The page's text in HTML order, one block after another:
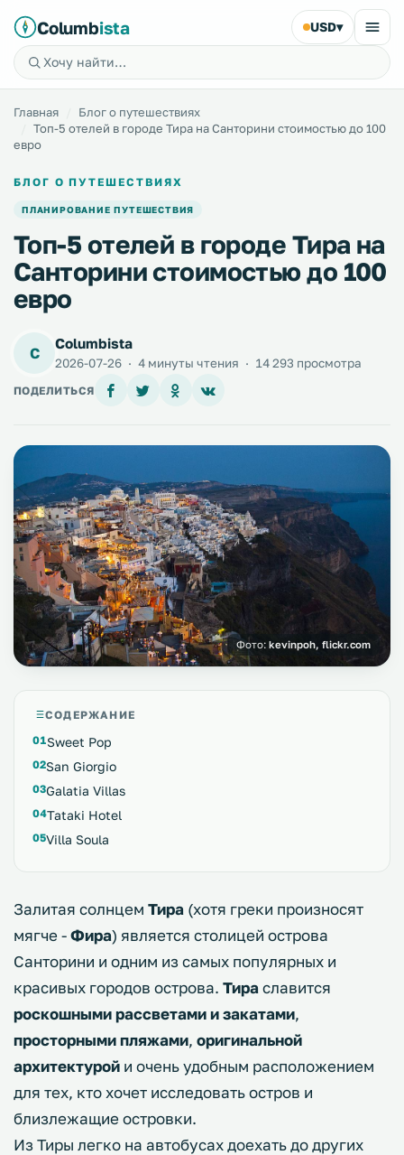
Columbista USD▾
Главная
Блог о путешествиях
Топ-5 отелей в городе Тира на Санторини стоимостью до 100
евро
БЛОГ О ПУТЕШЕСТВИЯХ
ПЛАНИРОВАНИЕ ПУТЕШЕСТВИЯ
Топ-5 отелей в городе Тира на
Санторини стоимостью до 100
евро
C
Columbista
2026-07-26 · 4 минуты чтения · 14 293 просмотра
ПОДЕЛИТЬСЯ
Фото: kevinpoh, flickr.com
СОДЕРЖАНИЕ
Sweet Pop
San Giorgio
Galatia Villas
Tataki Hotel
Villa Soula
Залитая солнцем Тира (хотя греки произносят
мягче -Фира) является столицей острова
Санторини и одним из самых популярных и
красивых городов острова. Тираславится
роскошными рассветами и закатами,
просторными пляжами, оригинальной
архитектурой и очень удобным расположением
для тех, кто хочет исследовать остров и
близлежащие островки.
Из Тиры легко на автобусах доехать до других